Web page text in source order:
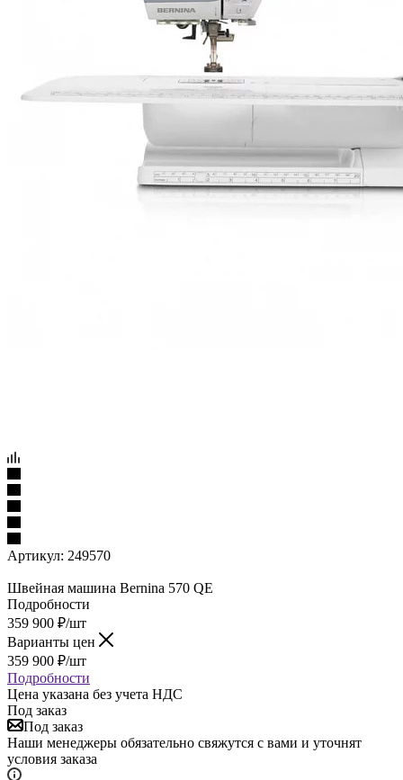
Артикул: 249570
Швейная машина Bernina 570 QE
Подробности
359 900 ₽/шт
Варианты цен
359 900 ₽/шт
Подробности
Цена указана без учета НДС
Под заказ
Под заказ
Наши менеджеры обязательно свяжутся с вами и уточнят
условия заказа